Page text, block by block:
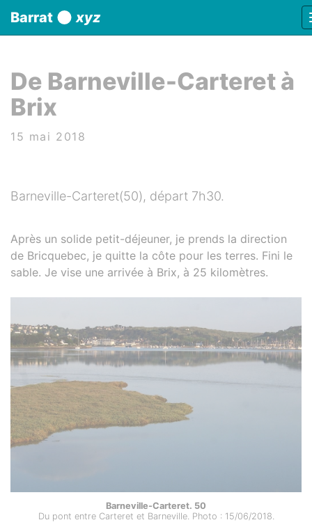
Barrat xyz
De Barneville-Carteret à
Brix
15 mai 2018
Barneville-Carteret(50), départ 7h30.
Après un solide petit-déjeuner, je prends la direction
de Bricquebec, je quitte la côte pour les terres. Fini le
sable. Je vise une arrivée à Brix, à 25 kilomètres.
Barneville-Carteret. 50
Du pont entre Carteret et Barneville. Photo : 15/06/2018.
Panneau de gestion des cookies